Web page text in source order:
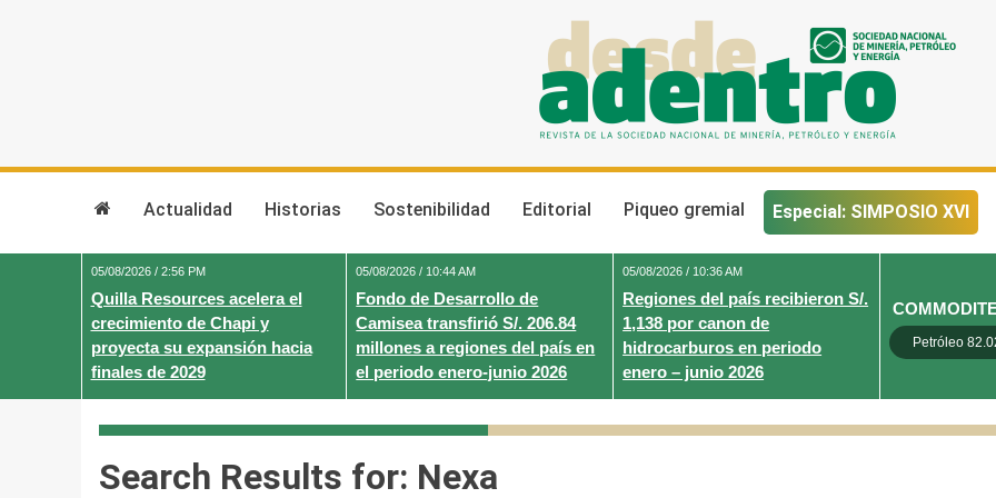
Actualidad Historias Sostenibilidad Editorial Piqueo gremial Especial: SIMPOSIO XVI
05/08/2026 / 2:56 PM
Quilla Resources acelera el
crecimiento de Chapi y
proyecta su expansión hacia
finales de 2029
05/08/2026 / 10:44 AM
Fondo de Desarrollo de
Camisea transfirió S/. 206.84
millones a regiones del país en
el periodo enero-junio 2026
05/08/2026 / 10:36 AM
Regiones del país recibieron S/.
1,138 por canon de
hidrocarburos en periodo
enero – junio 2026
Petróleo
Search Results for: Nexa